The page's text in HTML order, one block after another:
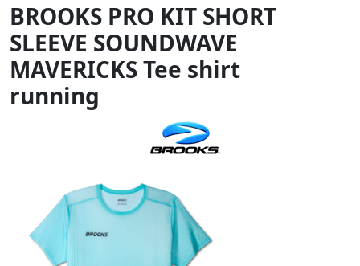
BROOKS PRO KIT SHORT
SLEEVE SOUNDWAVE
MAVERICKS Tee shirt
running